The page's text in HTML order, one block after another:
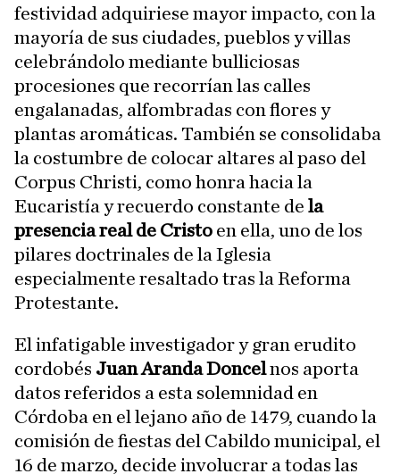
festividad adquiriese mayor impacto, con la
mayoría de sus ciudades, pueblos y villas
celebrándolo mediante bulliciosas
procesiones que recorrían las calles
engalanadas, alfombradas con flores y
plantas aromáticas. También se consolidaba
la costumbre de colocar altares al paso del
Corpus Christi, como honra hacia la
Eucaristía y recuerdo constante de la
presencia real de Cristo en ella, uno de los
pilares doctrinales de la Iglesia
especialmente resaltado tras la Reforma
Protestante.
El infatigable investigador y gran erudito
cordobés Juan Aranda Doncelnos aporta
datos referidos a esta solemnidad en
Córdoba en el lejano año de 1479, cuando la
comisión de fiestas del Cabildo municipal, el
16 de marzo, decide involucrar a todas las